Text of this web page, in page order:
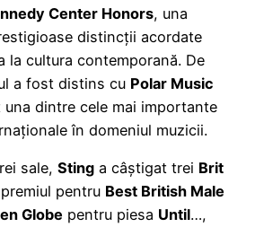
Center Honors, una
distincții acordate
la cultura contemporană. De
a fost distins cu Polar Music
una dintre cele mai importante
în domeniul muzicii.
sale, Sting a câștigat trei Brit
pentru Best British Male
Globe pentru piesa Until…,